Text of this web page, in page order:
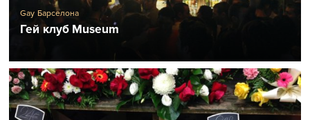
Gay Барселона
Гей клуб Museum